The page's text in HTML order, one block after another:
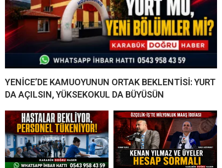
YENİCE’DE KAMUOYUNUN ORTAK BEKLENTİSİ: YURT
DA AÇILSIN, YÜKSEKOKUL DA BÜYÜSÜN